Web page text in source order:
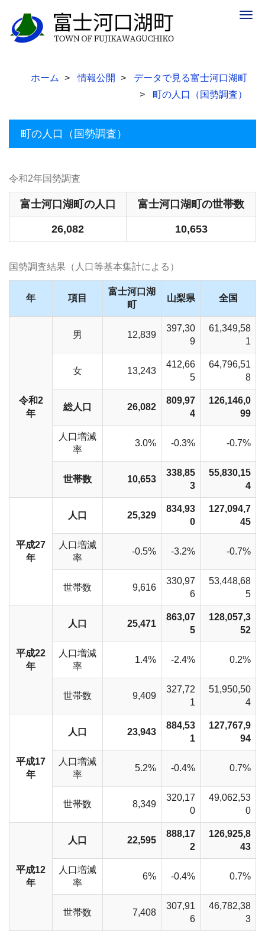
ホーム 情報公開
データで見る富士河口湖町
町の人口（国勢調査）
町の人口（国勢調査）
令和2年国勢調査
富士河口湖町の人口 富士河口湖町の世帯数
26,082 10,653
国勢調査結果（人口等基本集計による）
年 項目
富士河口湖
町
山梨県 全国
令和2
年
男 12,839
397,30
9
61,349,58
1
女 13,243
412,66
5
64,796,51
8
総人口 26,082
809,97
4
126,146,0
99
人口増減
率
3.0% -0.3% -0.7%
世帯数 10,653
338,85
3
55,830,15
4
平成27
年
人口 25,329
834,93
0
127,094,7
45
人口増減
率
-0.5% -3.2% -0.7%
世帯数 9,616
330,97
6
53,448,68
5
平成22
年
人口 25,471
863,07
5
128,057,3
52
人口増減
率
1.4% -2.4% 0.2%
世帯数 9,409
327,72
1
51,950,50
4
平成17
年
人口 23,943
884,53
1
127,767,9
94
人口増減
率
5.2% -0.4% 0.7%
世帯数 8,349
320,17
0
49,062,53
0
平成12
年
人口 22,595
888,17
2
126,925,8
43
人口増減
率
6% -0.4% 0.7%
世帯数 7,408
307,91
6
46,782,38
3